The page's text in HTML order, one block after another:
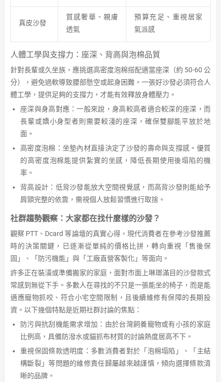
真皮沙發
質感奢華、親膚
透氣
預算充足、重視居家
氣派感
人體工學與支撐力：座深、背高與泡棉品質
針對長輩或久坐族，應挑選高密度泡棉搭配適當座深（約 50-60 公
分），避免過軟導致腰部懸空或起身困難。一張好沙發必須符合人
體工學，提供足夠的支撐力，才能有效釋放身體壓力。
座深與身高對應：一般來說，身高較高者適合較深的座深，而
長輩或嬌小身型者則需要較淺的座深，確保雙腳能平放於地
面。
高密度泡棉：坐墊內材直接決定了沙發的壽命與支撐感。優質
的高密度泡棉能提供紮實的坐感，降低長期使用後塌陷的機
率。
背高設計：低背沙發能放大空間視覺感，而高背沙發則能給予
肩頸完整的依靠，需視個人放鬆習慣進行取捨。
社群趨勢觀察：大家都在找什麼樣的沙發？
觀察 PTT、Dcard 等論壇的真實心得，現代消費者在參考沙發推薦
時的決策關鍵，已逐漸從單純的價格比拼，轉向重視「售後保
固」、「防污機能」與「工廠直營客製化」等面向。
許多正在裝潢或準備搬家的家庭，面對市面上琳瑯滿目的沙發款式
常感到無從下手。多數人在尋找的不只是一張能坐的椅子，而是能
適應寵物抓咬、符合小宅空間限制，且後續維修有保障的長期投
資。以下幾個特點是近期社群討論的焦點：
防污與抗刮機能需求增加：由於台灣飼養寵物或有小孩的家庭
比例高，具備防潑水或貓抓布材質的討論熱度居高不下。
重視保固條款透明度：多數消費者對於「泡棉塌陷」、「主結
構斷裂」等問題的維修責任歸屬越來越謹慎，傾向選擇條款清
晰的品牌。